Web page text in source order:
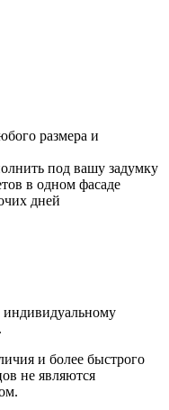
размера и
под вашу задумку
в одном фасаде
дней
индивидуальному
и более быстрого
не являются